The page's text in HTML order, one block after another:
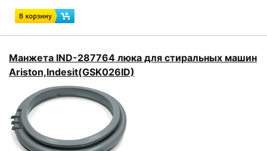
Манжета IND-287764 люка для стиральных машин
Ariston,Indesit(GSK026ID)